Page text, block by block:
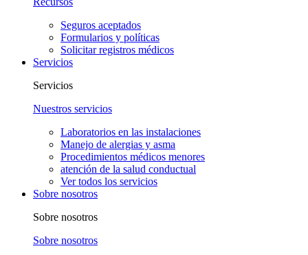
Seguros aceptados
Formularios y políticas
Solicitar registros médicos
Servicios
Servicios
Nuestros servicios
Laboratorios en las instalaciones
Manejo de alergias y asma
Procedimientos médicos menores
atención de la salud conductual
Ver todos los servicios
Sobre nosotros
Sobre nosotros
Sobre nosotros